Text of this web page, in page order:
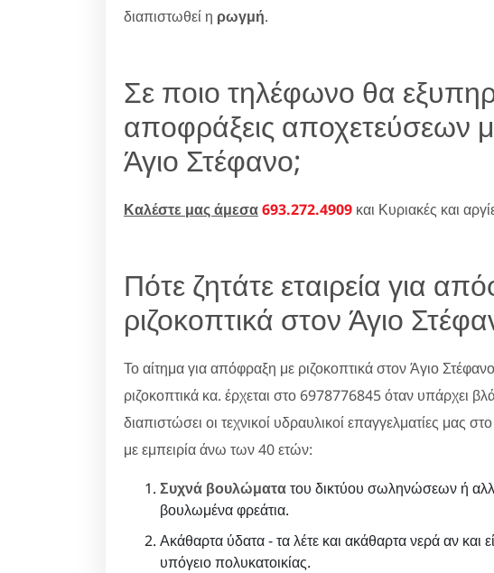
διαπιστωθεί η ρωγμή.
Σε ποιο τηλέφωνο θα
αποφράξεις αποχετεύσεων
Άγιο Στέφανο;
Καλέστε μας άμεσα693.272.4909 και Κυριακές και
Πότε ζητάτε εταιρεία για
ριζοκοπτικά στον Άγιο
Το αίτημα για απόφραξη με ριζοκοπτικά στον Άγιο
ριζοκοπτικά κα. έρχεται στο 6978776845 όταν υπάρχει
διαπιστώσει οι τεχνικοί υδραυλικοί επαγγελματίες μας
με εμπειρία άνω των 40 ετών:
Συχνά βουλώματατου δικτύου σωληνώσεων ή
βουλωμένα φρεάτια.
Ακάθαρτα ύδατα - τα λέτε και ακάθαρτα νερά αν και
υπόγειο πολυκατοικίας.